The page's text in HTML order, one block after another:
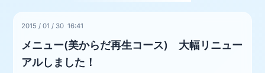
2015 /01 / 30 16:41
メニュー(美からだ再生コース) 大幅リニュー
アルしました！